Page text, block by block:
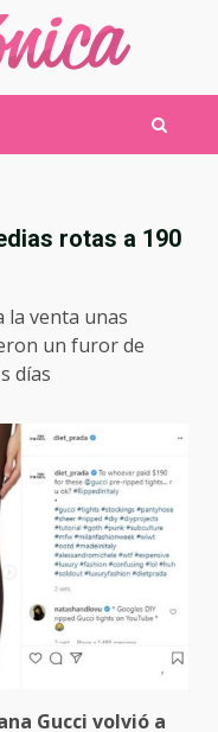
rotas a 190
la venta unas
un furor de
días
Gucci volvió a